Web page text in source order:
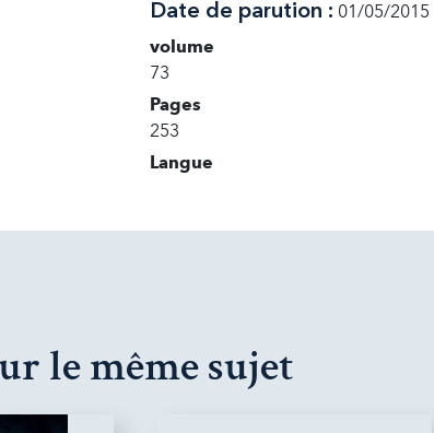
Date de parution : 01/05/2015
volume
73
Pages
253
Langue
le même sujet